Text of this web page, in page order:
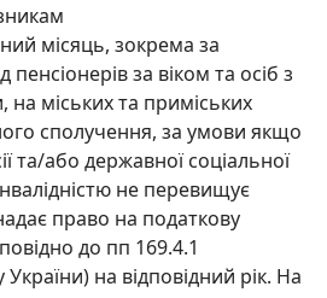
місяць, зокрема за
за віком та осіб з
на міських та приміських
сполучення, за умови якщо
та/або державної соціальної
не перевищує
право на податкову
до пп 169.4.1
на відповідний рік. На